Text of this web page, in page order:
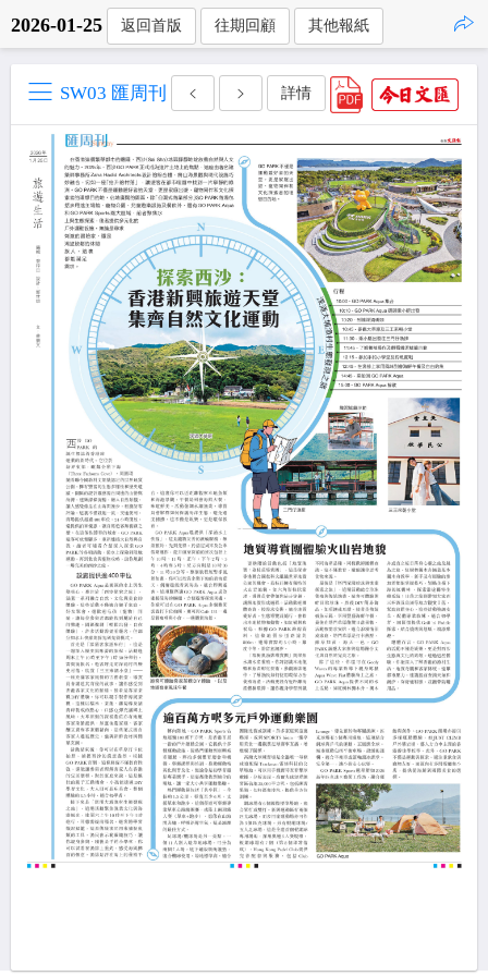
2026-01-25 返回首版 往期回顧 其他報紙
SW03 匯周刊 詳情